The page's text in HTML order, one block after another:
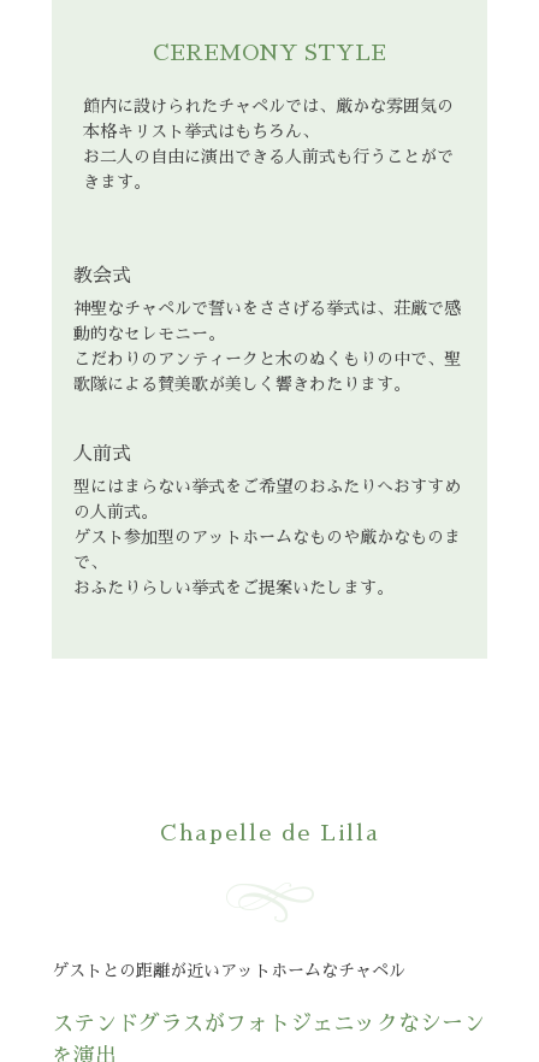
CEREMONY STYLE
館内に設けられたチャペルでは、厳かな雰囲気の
本格キリスト挙式はもちろん、
お二人の自由に演出できる人前式も行うことがで
きます。
教会式
神聖なチャペルで誓いをささげる挙式は、荘厳で感
動的なセレモニー。
こだわりのアンティークと木のぬくもりの中で、聖
歌隊による賛美歌が美しく響きわたります。
人前式
型にはまらない挙式をご希望のおふたりへおすすめ
の人前式。
ゲスト参加型のアットホームなものや厳かなものま
で、
おふたりらしい挙式をご提案いたします。
Chapelle de Lilla
ゲストとの距離が近い アットホームなチャペル
ステンドグラスがフォトジェニックなシーン
を演出